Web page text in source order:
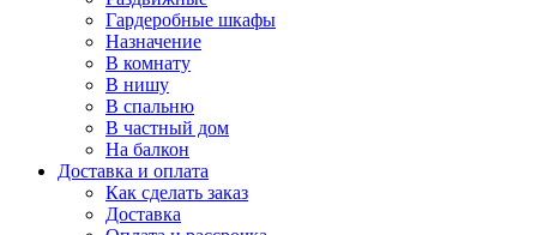
Гардеробные шкафы
Назначение
В комнату
В нишу
В спальню
В частный дом
На балкон
Доставка и оплата
Как сделать заказ
Доставка